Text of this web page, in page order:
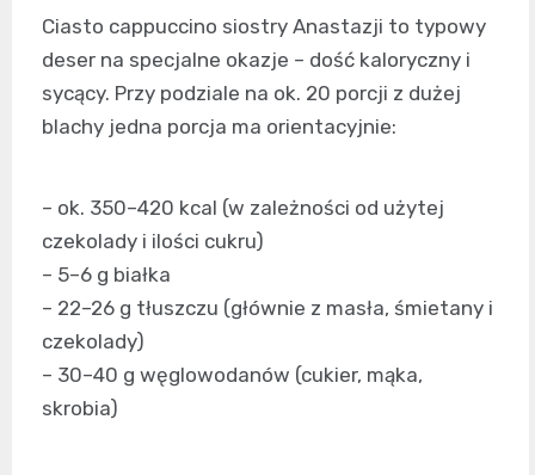
Ciasto cappuccino siostry Anastazji to typowy
deser na specjalne okazje – dość kaloryczny i
sycący. Przy podziale na ok. 20 porcji z dużej
blachy jedna porcja ma orientacyjnie:
– ok. 350–420 kcal (w zależności od użytej
czekolady i ilości cukru)
– 5–6 g białka
– 22–26 g tłuszczu (głównie z masła, śmietany i
czekolady)
– 30–40 g węglowodanów (cukier, mąka,
skrobia)